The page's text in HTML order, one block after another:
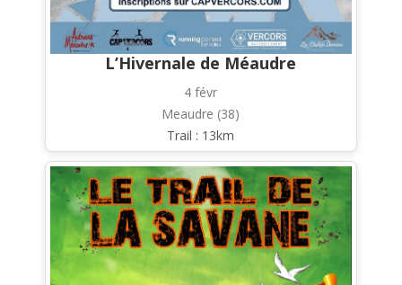
L’Hivernale de Méaudre
4 févr
Meaudre (38)
Trail : 13km